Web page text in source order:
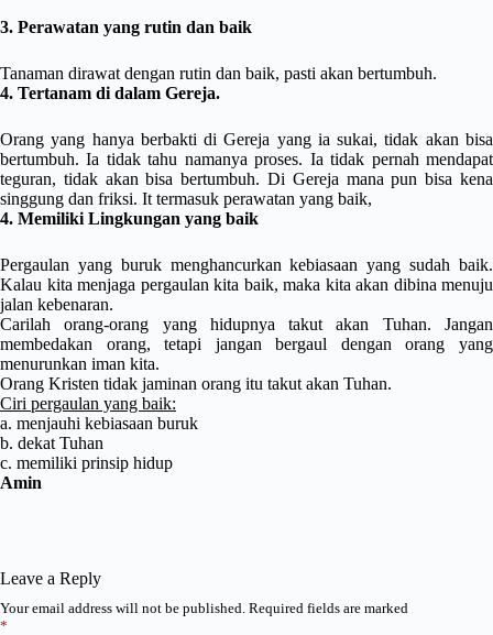
3. Perawatan yang rutin dan baik
Tanaman dirawat dengan rutin dan baik, pasti akan bertumbuh.
4. Tertanam di dalam Gereja.
Orang yang hanya berbakti di Gereja yang ia sukai, tidak akan bisa
bertumbuh. Ia tidak tahu namanya proses. Ia tidak pernah mendapat
teguran, tidak akan bisa bertumbuh. Di Gereja mana pun bisa kena
singgung dan friksi. It termasuk perawatan yang baik,
4. Memiliki Lingkungan yang baik
Pergaulan yang buruk menghancurkan kebiasaan yang sudah baik.
Kalau kita menjaga pergaulan kita baik, maka kita akan dibina menuju
jalan kebenaran.
Carilah orang-orang yang hidupnya takut akan Tuhan. Jangan
membedakan orang, tetapi jangan bergaul dengan orang yang
menurunkan iman kita.
Orang Kristen tidak jaminan orang itu takut akan Tuhan.
Ciri pergaulan yang baik:
a. menjauhi kebiasaan buruk
b. dekat Tuhan
c. memiliki prinsip hidup
Amin
Leave a Reply
Your email address will not be published. Required fields are marked
*